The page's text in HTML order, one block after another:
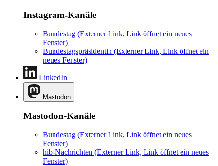
Instagram-Kanäle
Bundestag (Externer Link, Link öffnet ein neues
Fenster)
Bundestagspräsidentin (Externer Link, Link öffnet ein
neues Fenster)
LinkedIn
Mastodon
Mastodon-Kanäle
Bundestag (Externer Link, Link öffnet ein neues
Fenster)
hib-Nachrichten (Externer Link, Link öffnet ein neues
Fenster)